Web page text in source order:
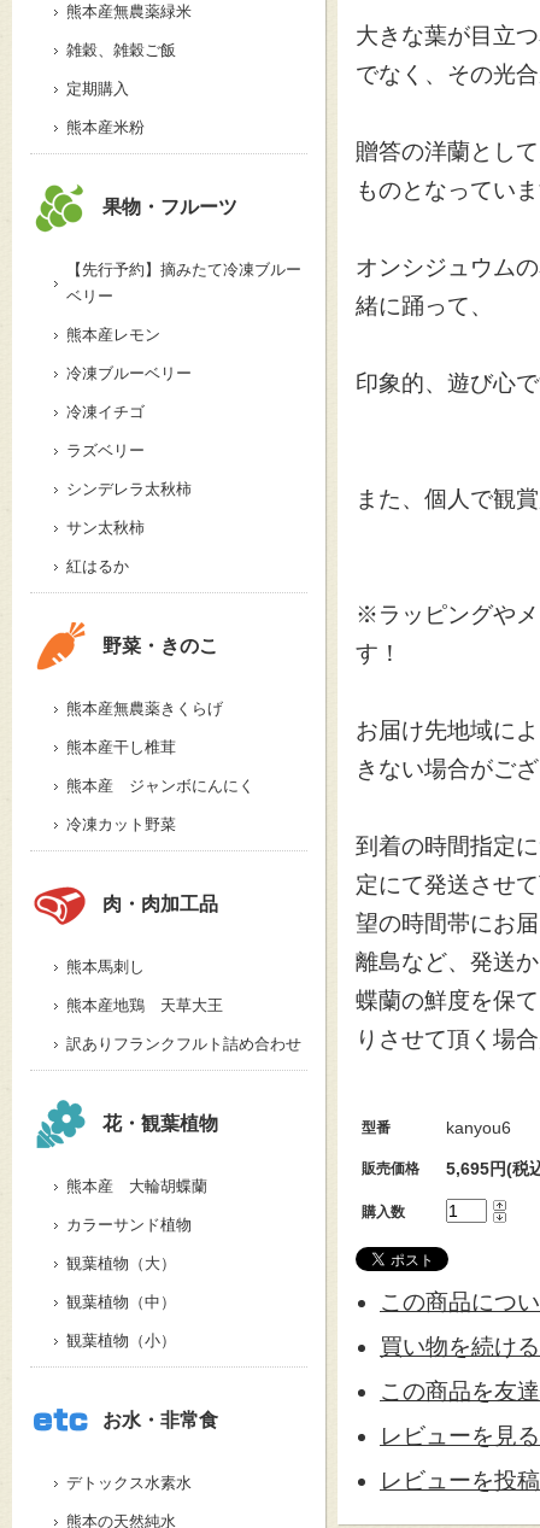
大きな葉が目立
でなく、その光
贈答の洋蘭とし
ものとなってい
オンシジュウム
緒に踊って、
印象的、遊び心
また、個人で観
※ラッピングや
す！
お届け先地域に
きない場合がご
到着の時間指定
定にて発送させ
望の時間帯にお
離島など、発送
蝶蘭の鮮度を保
りさせて頂く場
型番 kanyou6
販売価格 5,695円(税
購入数
この商品につ
買い物を続ける
この商品を友
レビューを見
レビューを投稿
熊本産無農薬緑米
雑穀、雑穀ご飯
定期購入
熊本産米粉
果物・フルーツ
【先行予約】摘みたて冷凍ブルー
ベリー
熊本産レモン
冷凍ブルーベリー
冷凍イチゴ
ラズベリー
シンデレラ太秋柿
サン太秋柿
紅はるか
野菜・きのこ
熊本産無農薬きくらげ
熊本産干し椎茸
熊本産 ジャンボにんにく
冷凍カット野菜
肉・肉加工品
熊本馬刺し
熊本産地鶏 天草大王
訳ありフランクフルト詰め合わせ
花・観葉植物
熊本産 大輪胡蝶蘭
カラーサンド植物
観葉植物（大）
観葉植物（中）
観葉植物（小）
お水・非常食
デトックス水素水
熊本の天然純水